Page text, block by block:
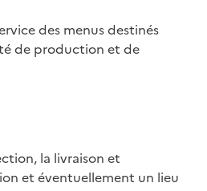
des menus destinés
de production et de
la livraison et
et éventuellement un lieu